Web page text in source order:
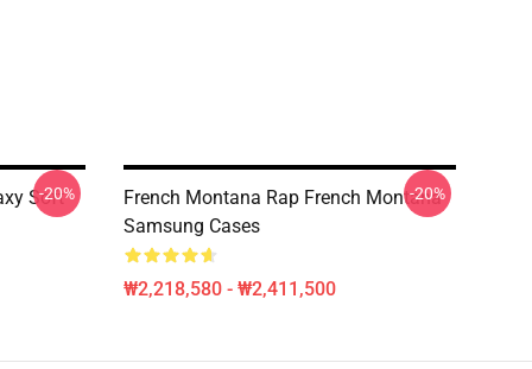
Soft
-20%
French Montana Rap French Montana
Samsung Cases
₩2,218,580 - ₩2,411,500
-20%